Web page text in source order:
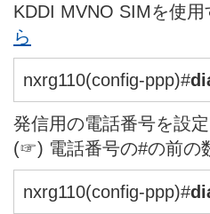
KDDI MVNO SIMを使
ら
nxrg110(config-ppp)#
発信用の電話番号を設定
(☞) 電話番号の#の前の
nxrg110(config-ppp)#